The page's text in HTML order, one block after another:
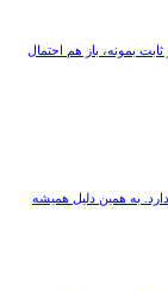
بمونه، باز هم احتمال
به همین دلیل همیشه